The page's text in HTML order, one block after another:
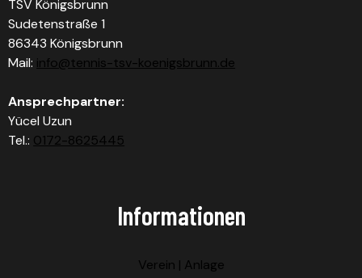
TSV Königsbrunn
Sudetenstraße 1
86343 Königsbrunn
Mail: info@tennis-tsv-koenigsbrunn.de
Ansprechpartner:
Yücel Uzun
Tel.: 0172-8625445
Informationen
Verein | Anlage